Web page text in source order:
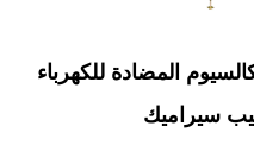
المضادة للكهرباء
سيراميك